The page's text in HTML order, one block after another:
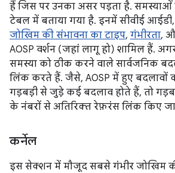
हैं जिस पर उनका असर पड़ता है. समस्याओं
टेबल में बताया गया है. इनमें सीवीई
जोखिम की संभावना का टाइप, गंभीरता,
AOSP वर्शन (जहां लागू हो) शामिल हैं.
समस्या को ठीक करने वाले सार्वजनिक
लिंक करते हैं. जैसे, AOSP में हुए बदलावों
गड़बड़ी से जुड़े कई बदलाव होते हैं, तो
के नंबरों से अतिरिक्त रेफ़रंस लिंक किए
कर्नेल
इस सेक्शन में मौजूद सबसे गंभीर जोखिम